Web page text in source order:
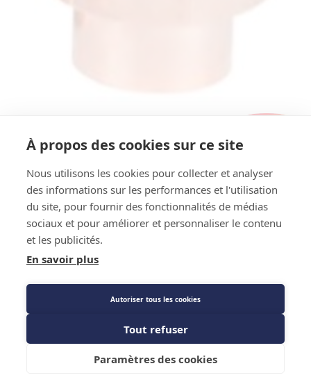
Prix public
56,10 €TTC/PIECE
Ajouter au panier
À propos des cookies sur ce site
Nous utilisons les cookies pour collecter et analyser
des informations sur les performances et l'utilisation
du site, pour fournir des fonctionnalités de médias
sociaux et pour améliorer et personnaliser le contenu
et les publicités.
En savoir plus
Autoriser tous les cookies
Tout refuser
Paramètres des cookies